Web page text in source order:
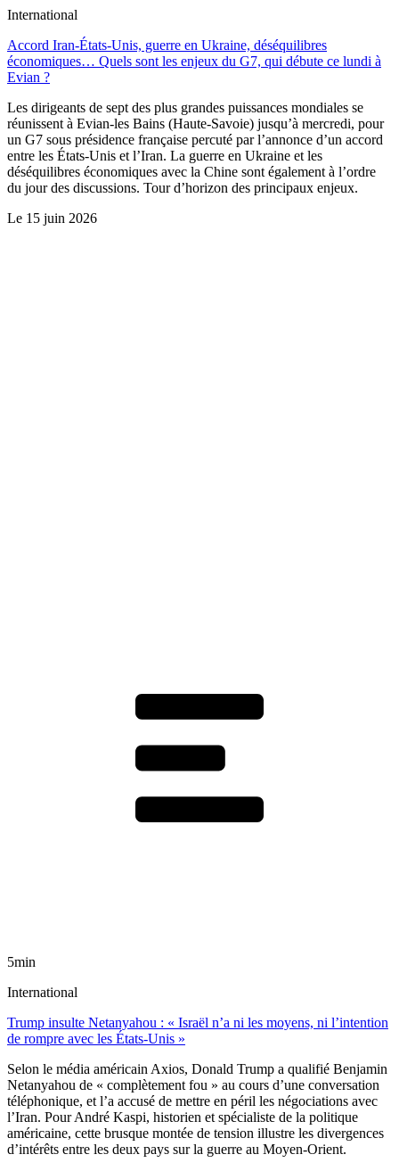
International
Accord Iran-États-Unis, guerre en Ukraine, déséquilibres
économiques… Quels sont les enjeux du G7, qui débute ce lundi à
Evian ?
Les dirigeants de sept des plus grandes puissances mondiales se
réunissent à Evian-les Bains (Haute-Savoie) jusqu’à mercredi, pour
un G7 sous présidence française percuté par l’annonce d’un accord
entre les États-Unis et l’Iran. La guerre en Ukraine et les
déséquilibres économiques avec la Chine sont également à l’ordre
du jour des discussions. Tour d’horizon des principaux enjeux.
Le 15 juin 2026
5min
International
Trump insulte Netanyahou : « Israël n’a ni les moyens, ni l’intention
de rompre avec les États-Unis »
Selon le média américain Axios, Donald Trump a qualifié Benjamin
Netanyahou de « complètement fou » au cours d’une conversation
téléphonique, et l’a accusé de mettre en péril les négociations avec
l’Iran. Pour André Kaspi, historien et spécialiste de la politique
américaine, cette brusque montée de tension illustre les divergences
d’intérêts entre les deux pays sur la guerre au Moyen-Orient.